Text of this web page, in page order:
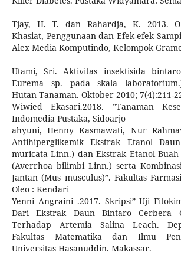
Tjay, H. T. dan Rahardja, K. 2013.
Khasiat, Penggunaan dan Efek-efek
Alex Media Komputindo, Kelompok
Utami, Sri. Aktivitas insektisida
Eurema sp. pada skala
Hutan Tanaman. Oktober 2010; 7(4):211-
Wiwied Ekasari.2018. ”Tanaman
Indomedia Pustaka, Sidoarjo
ahyuni, Henny Kasmawati, Nur
Antihiperglikemik Ekstrak Etanol
muricata Linn.) dan Ekstrak Etanol
(Averrhoa bilimbi Linn.) serta
Jantan (Mus musculus)”. Fakultas
Oleo : Kendari
Yenni Angraini .2017. Skripsi” Uji
Dari Ekstrak Daun Bintaro Cerbera
Terhadap Artemia Salina Leach.
Fakultas Matematika dan Ilmu
Universitas Hasanuddin. Makassar.